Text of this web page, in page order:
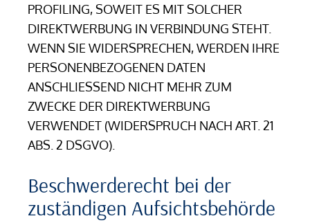
PROFILING, SOWEIT ES MIT SOLCHER
DIREKTWERBUNG IN VERBINDUNG STEHT.
WENN SIE WIDERSPRECHEN, WERDEN IHRE
PERSONENBEZOGENEN DATEN
ANSCHLIESSEND NICHT MEHR ZUM
ZWECKE DER DIREKTWERBUNG
VERWENDET (WIDERSPRUCH NACH ART. 21
ABS. 2 DSGVO).
Beschwerde­recht bei der
zuständigen Aufsichts­behörde